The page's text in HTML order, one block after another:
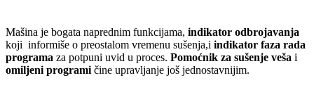
Mašina je bogata naprednim funkcijama, indikator odbrojavanja
koji informiše o preostalom vremenu sušenja,i indikator faza rada
programa za potpuni uvid u proces. Pomoćnik za sušenje veša i
omiljeni programi čine upravljanje još jednostavnijim.